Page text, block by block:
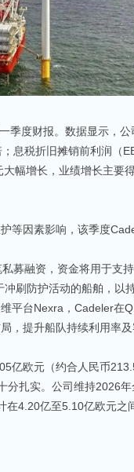
度财报。数据显示，公
息税折旧摊销前利润（
幅增长，业绩增长主要
等因素影响，该季度
募融资，资金将用于支
刷防护活动的船舶，以
平台Nexra，Cadeler在
，提升船队持续利用率及
亿欧元（约合人民币
分扎实。公司维持2026
4.20亿至5.10亿欧元之